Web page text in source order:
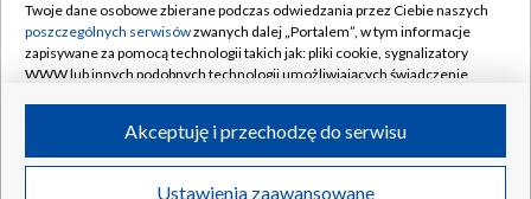
Rada Programowa
System NOS
Informacje o nadawcy
Program dla prasy
Kontakt
Kanały
©2026 Telewizja Polska S.A. w likwidacji
Twoje dane osobowe zbierane podczas odwiedzania przez Ciebie naszych
poszczególnych serwisówzwanych dalej „Portalem”, w tym informacje
zapisywane za pomocą technologii takich jak: pliki cookie, sygnalizatory
WWW lub innych podobnych technologii umożliwiających świadczenie
ruchu w Internecie.
Twoje dane osobowe zbierane podczas odwiedzania przez Ciebie
Ustawienia zaawansowane
Akceptuję i przechodzę do serwisu